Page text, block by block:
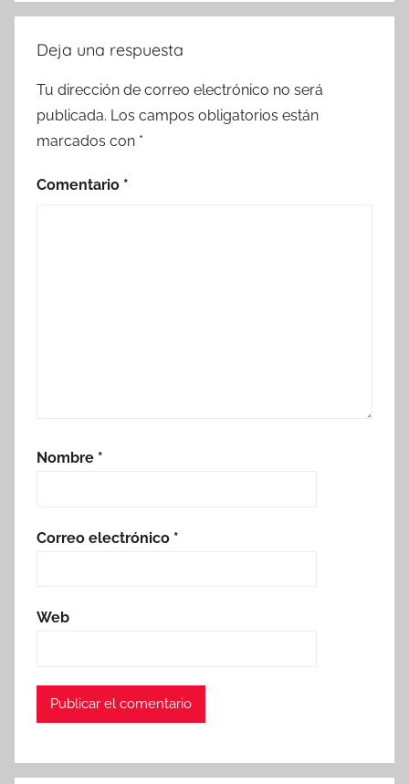
Deja una respuesta
Tu dirección de correo electrónico no será
publicada. Los campos obligatorios están
marcados con *
Comentario *
Nombre *
Correo electrónico *
Web